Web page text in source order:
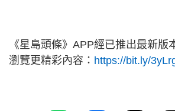
《星島頭條》APP經已推出最新版
瀏覽更精彩內容： https://bit.ly/